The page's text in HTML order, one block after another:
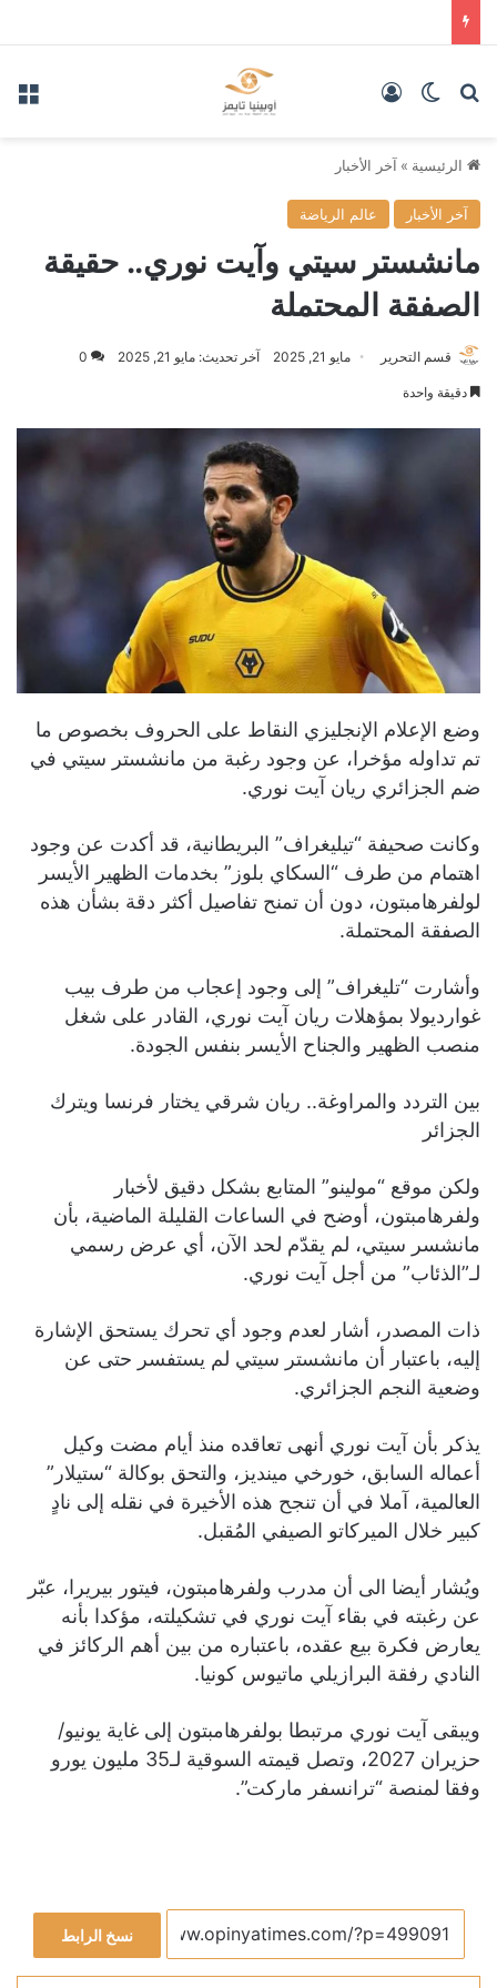
بحث عنالوضع المظلم
الرئيسية » آخر الأخبار
آخر الأخبار عالم الرياضة
مانشستر سيتي وآيت نوري.. حقيقة
الصفقة المحتملة
قسم التحرير مايو 21, 2025 آخر تحديث: مايو 21, 2025 0
دقيقة واحدة
وضع الإعلام الإنجليزي النقاط على الحروف بخصوص ما
تم تداوله مؤخرا، عن وجود رغبة من مانشستر سيتي في
ضم الجزائري ريان آيت نوري.
وكانت صحيفة “تيليغراف” البريطانية، قد أكدت عن وجود
اهتمام من طرف “السكاي بلوز” بخدمات الظهير الأيسر
لولفرهامبتون، دون أن تمنح تفاصيل أكثر دقة بشأن هذه
الصفقة المحتملة.
وأشارت “تليغراف” إلى وجود إعجاب من طرف بيب
غوارديولا بمؤهلات ريان آيت نوري، القادر على شغل
منصب الظهير والجناح الأيسر بنفس الجودة.
بين التردد والمراوغة.. ريان شرقي يختار فرنسا ويترك
الجزائر
ولكن موقع “مولينو” المتابع بشكل دقيق لأخبار
ولفرهامبتون، أوضح في الساعات القليلة الماضية، بأن
مانشسر سيتي، لم يقدّم لحد الآن، أي عرض رسمي
لـ”الذئاب” من أجل آيت نوري.
ذات المصدر، أشار لعدم وجود أي تحرك يستحق الإشارة
إليه، باعتبار أن مانشستر سيتي لم يستفسر حتى عن
وضعية النجم الجزائري.
يذكر بأن آيت نوري أنهى تعاقده منذ أيام مضت وكيل
أعماله السابق، خورخي مينديز، والتحق بوكالة “ستيلار”
العالمية، آملا في أن تنجح هذه الأخيرة في نقله إلى نادٍ
كبير خلال الميركاتو الصيفي المُقبل.
ويُشار أيضا الى أن مدرب ولفرهامبتون، فيتور بيريرا، عبّر
عن رغبته في بقاء آيت نوري في تشكيلته، مؤكدا بأنه
يعارض فكرة بيع عقده، باعتباره من بين أهم الركائز في
النادي رفقة البرازيلي ماتيوس كونيا.
ويبقى آيت نوري مرتبطا بولفرهامبتون إلى غاية يونيو/
حزيران 2027، وتصل قيمته السوقية لـ35 مليون يورو
وفقا لمنصة “ترانسفر ماركت”.
نسخ الرابط